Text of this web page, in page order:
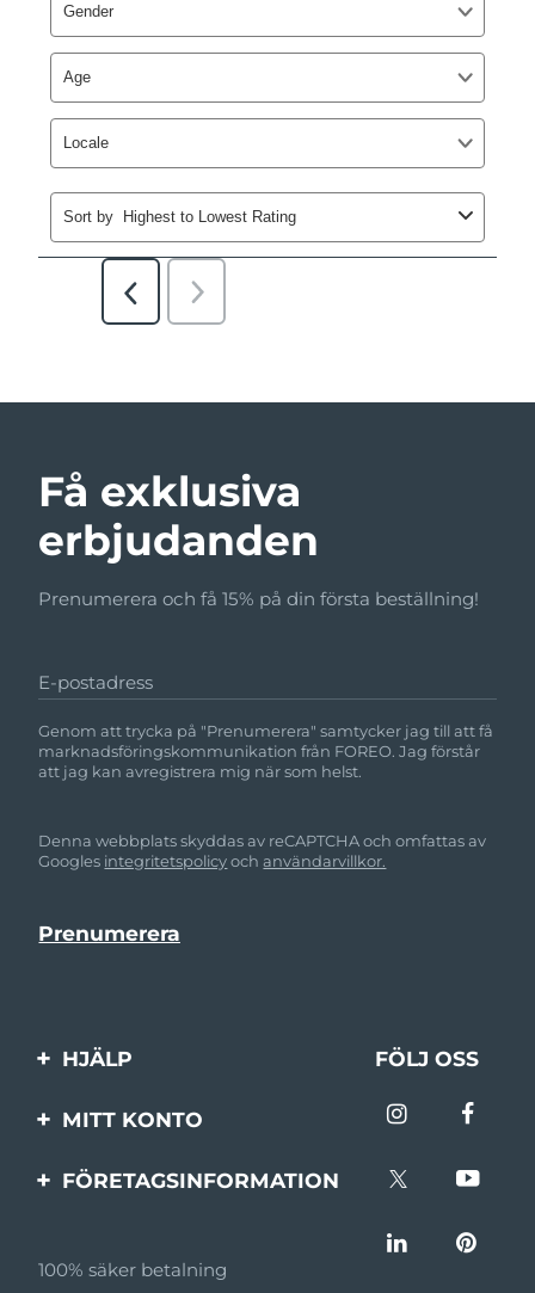
Få exklusiva
erbjudanden
Prenumerera och få 15% på din första beställning!
E-postadress
Genom att trycka på "Prenumerera" samtycker jag till att få
marknadsföringskommunikation från FOREO. Jag förstår
att jag kan avregistrera mig när som helst.
Denna webbplats skyddas av reCAPTCHA och omfattas av
Googles integritetspolicyochanvändarvillkor.
HJÄLP
Kontakta oss
FÖLJ OSS
MITT KONTO
Produktregistrering
FÖRETAGSINFORMATION
Affiliateprogram
100% säker betalning